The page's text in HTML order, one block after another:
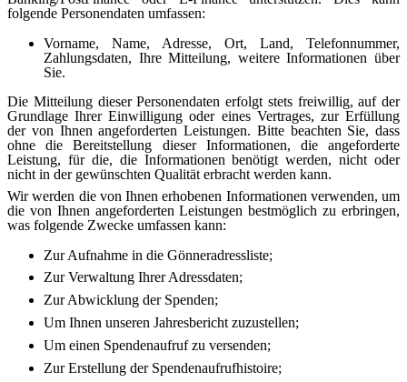
folgende Personendaten umfassen:
Vorname, Name, Adresse, Ort, Land, Telefonnummer,
Zahlungsdaten, Ihre Mitteilung, weitere Informationen über
Sie.
Die Mitteilung dieser Personendaten erfolgt stets freiwillig, auf der
Grundlage Ihrer Einwilligung oder eines Vertrages, zur Erfüllung
der von Ihnen angeforderten Leistungen. Bitte beachten Sie, dass
ohne die Bereitstellung dieser Informationen, die angeforderte
Leistung, für die, die Informationen benötigt werden, nicht oder
nicht in der gewünschten Qualität erbracht werden kann.
Wir werden die von Ihnen erhobenen Informationen verwenden, um
die von Ihnen angeforderten Leistungen bestmöglich zu erbringen,
was folgende Zwecke umfassen kann:
Zur Aufnahme in die Gönneradressliste;
Zur Verwaltung Ihrer Adressdaten;
Zur Abwicklung der Spenden;
Um Ihnen unseren Jahresbericht zuzustellen;
Um einen Spendenaufruf zu versenden;
Zur Erstellung der Spendenaufrufhistoire;